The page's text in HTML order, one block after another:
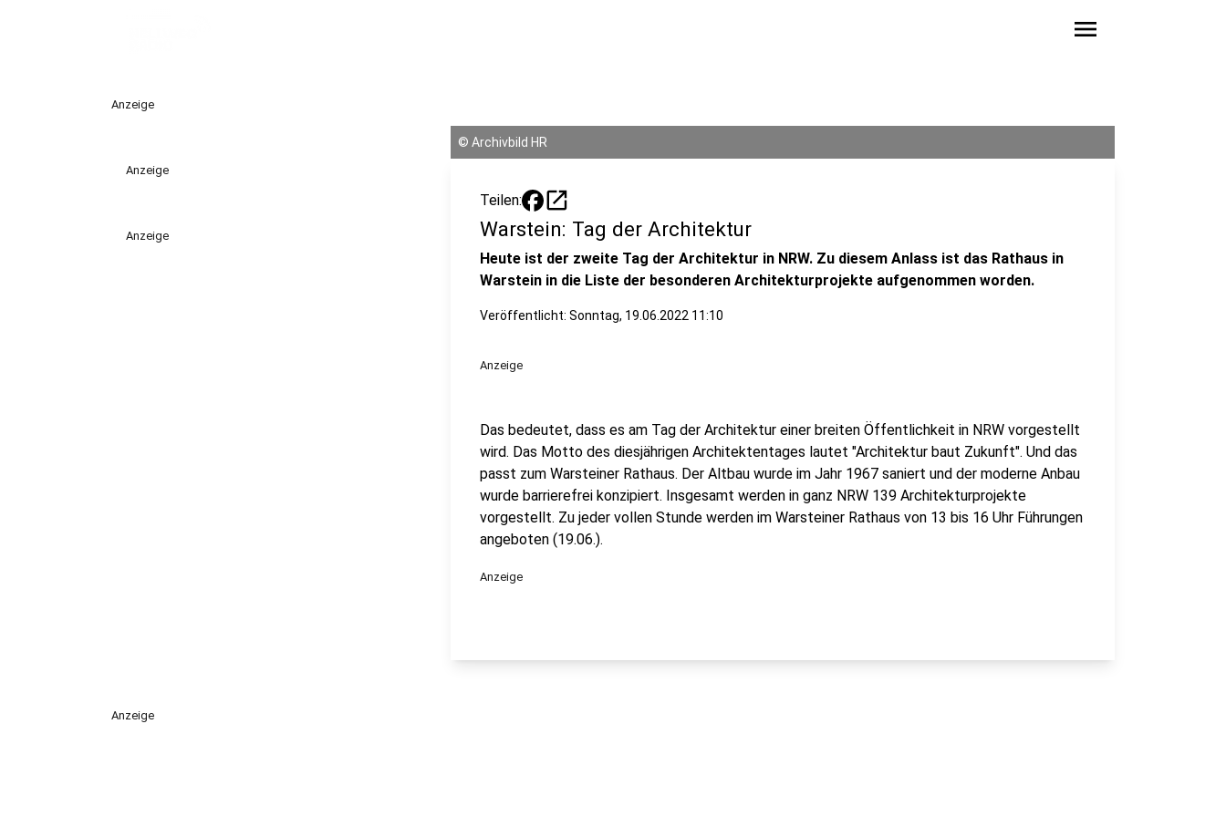
menu
Anzeige
Anzeige
Anzeige
© Archivbild HR
Teilen: open_in_new
Warstein: Tag der Architektur
Heute ist der zweite Tag der Architektur in NRW. Zu diesem Anlass ist das Rathaus in
Warstein in die Liste der besonderen Architekturprojekte aufgenommen worden.
Veröffentlicht: Sonntag, 19.06.2022 11:10
Anzeige
Das bedeutet, dass es am Tag der Architektur einer breiten Öffentlichkeit in NRW vorgestellt
wird. Das Motto des diesjährigen Architektentages lautet "Architektur baut Zukunft". Und das
passt zum Warsteiner Rathaus. Der Altbau wurde im Jahr 1967 saniert und der moderne Anbau
wurde barrierefrei konzipiert. Insgesamt werden in ganz NRW 139 Architekturprojekte
vorgestellt. Zu jeder vollen Stunde werden im Warsteiner Rathaus von 13 bis 16 Uhr Führungen
angeboten (19.06.).
Anzeige
Anzeige